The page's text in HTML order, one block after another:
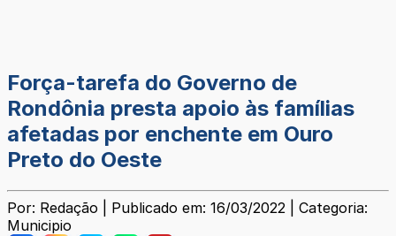
Força-tarefa do Governo de
Rondônia presta apoio às famílias
afetadas por enchente em Ouro
Preto do Oeste
Por: Redação | Publicado em: 16/03/2022 | Categoria:
Municipio